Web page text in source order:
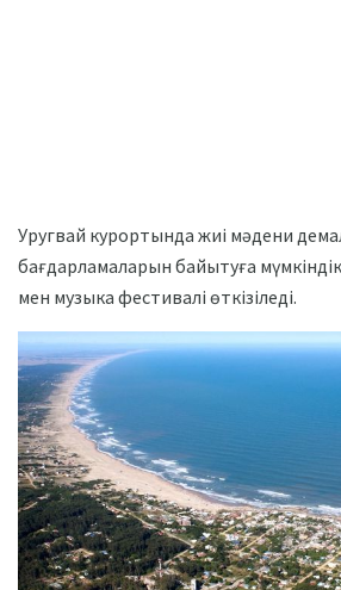
Уругвай курортында жиі мәдени
бағдарламаларын байытуға
мен музыка фестивалі өткізіледі.